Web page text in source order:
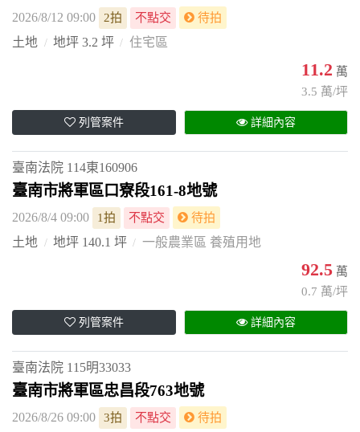
2026/8/12 09:00 2拍 不點交 待拍
土地 地坪 3.2 坪 住宅區
11.2 萬
3.5 萬/坪
列管案件 詳細內容
臺南法院 114東160906
臺南市將軍區口寮段161-8地號
2026/8/4 09:00 1拍 不點交 待拍
土地 地坪 140.1 坪 一般農業區 養殖用地
92.5 萬
0.7 萬/坪
列管案件 詳細內容
臺南法院 115明33033
臺南市將軍區忠昌段763地號
2026/8/26 09:00 3拍 不點交 待拍